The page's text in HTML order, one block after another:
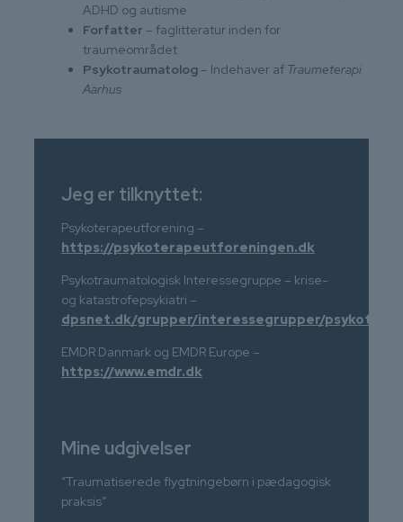
ADHD og autisme
Forfatter – faglitteratur inden for
traumeområdet
Psykotraumatolog – Indehaver af Traumeterapi
Aarhus
Jeg er tilknyttet:
Psykoterapeutforening –
https://psykoterapeutforeningen.dk
Psykotraumatologisk Interessegruppe – krise-
og katastrofepsykiatri –
dpsnet.dk/grupper/interessegrupper/
EMDR Danmark og EMDR Europe –
https://www.emdr.dk
Mine udgivelser
“Traumatiserede flygtningebørn i pædagogisk
praksis”